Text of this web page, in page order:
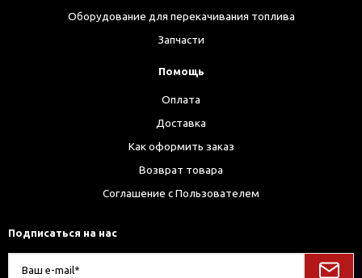
Оборудование для перекачивания топлива
Запчасти
Помощь
Оплата
Доставка
Как оформить заказ
Возврат товара
Соглашение с Пользователем
Подписаться на нас